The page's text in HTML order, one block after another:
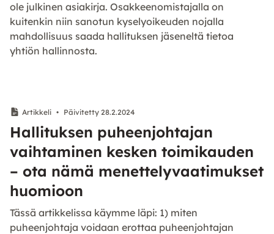
ole julkinen asiakirja. Osakkeenomistajalla on
kuitenkin niin sanotun kyselyoikeuden nojalla
mahdollisuus saada hallituksen jäseneltä tietoa
yhtiön hallinnosta.
Artikkeli • Päivitetty 28.2.2024
Hallituksen puheenjohtajan
vaihtaminen kesken toimikauden
– ota nämä menettelyvaatimukset
huomioon
Tässä artikkelissa käymme läpi: 1) miten
puheenjohtaja voidaan erottaa puheenjohtajan